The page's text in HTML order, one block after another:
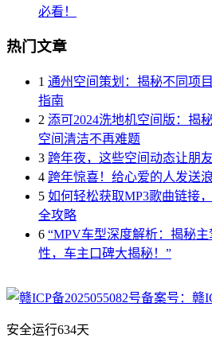
必看！
热门文章
1 通州空间策划：揭秘不同项
指南
2 添可2024洗地机空间版：揭
空间清洁不再难题
3 跨年夜，这些空间动态让朋
4 跨年惊喜！给心爱的人发送
5 如何轻松获取MP3歌曲链接
全攻略
6 “MPV车型深度解析：揭秘
性，车主口碑大揭秘！”
备案号：赣
安全运行634天